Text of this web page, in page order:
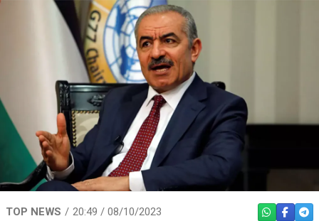
TOP NEWS 20:49 / 08/10/2023 WHATSAPP